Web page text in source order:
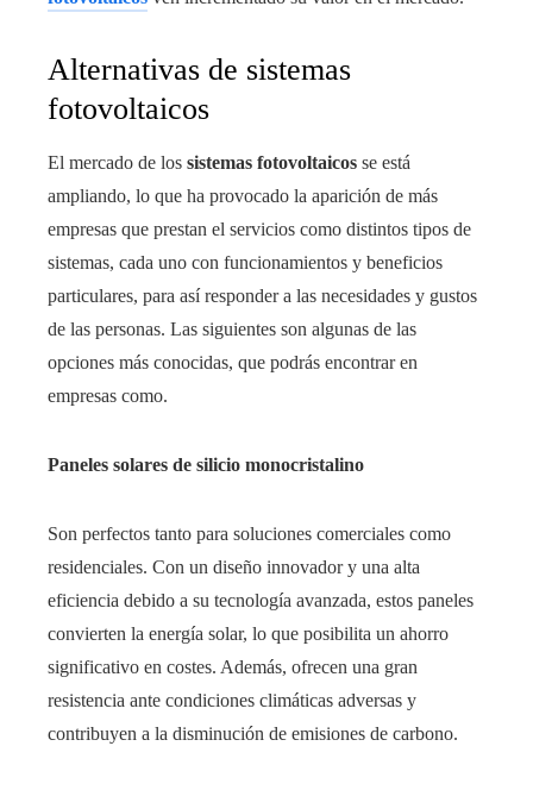
Alternativas de sistemas
fotovoltaicos
El mercado de los sistemas fotovoltaicos se está
ampliando, lo que ha provocado la aparición de más
empresas que prestan el servicios como distintos tipos de
sistemas, cada uno con funcionamientos y beneficios
particulares, para así responder a las necesidades y gustos
de las personas. Las siguientes son algunas de las
opciones más conocidas, que podrás encontrar en
empresas como.
Paneles solares de silicio monocristalino
Son perfectos tanto para soluciones comerciales como
residenciales. Con un diseño innovador y una alta
eficiencia debido a su tecnología avanzada, estos paneles
convierten la energía solar, lo que posibilita un ahorro
significativo en costes. Además, ofrecen una gran
resistencia ante condiciones climáticas adversas y
contribuyen a la disminución de emisiones de carbono.